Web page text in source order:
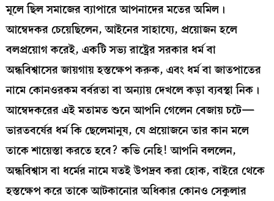
মূলে ছিল সমাজের ব্যাপারে আপনাদের মতের অমিল।
আম্বেদকর চেয়েছিলেন, আইনের সাহায্যে, প্রয়োজন হলে
বলপ্রয়োগ করেই, একটি সভ্য রাষ্ট্রের সরকার ধর্ম বা
অন্ধবিশ্বাসের জায়গায় হস্তক্ষেপ করুক, এবং ধর্ম বা জাতপাতের
নামে কোনওরকম বর্বরতা বা অন্যায় দেখলে কড়া ব্যবস্থা নিক।
আম্বেদকরের এই মতামত শুনে আপনি গেলেন বেজায় চটে—
ভারতবর্ষের ধর্ম কি ছেলেমানুষ, যে প্রয়োজনে তার কান মলে
তাকে শায়েস্তা করতে হবে? কভি নেহি! আপনি বললেন,
অন্ধবিশ্বাস বা ধর্মের নামে যতই উপদ্রব করা হোক, বাইরে থেকে
হস্তক্ষেপ করে তাকে আটকানোর অধিকার কোনও সেকুলার